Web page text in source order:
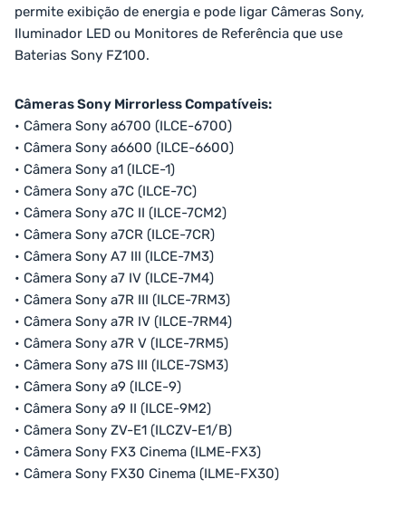
permite exibição de energia e pode ligar Câmeras Sony,
Iluminador LED ou Monitores de Referência que use
Baterias Sony FZ100.
Câmeras Sony Mirrorless Compatíveis:
• Câmera Sony a6700 (ILCE-6700)
• Câmera Sony a6600 (ILCE-6600)
• Câmera Sony a1 (ILCE-1)
• Câmera Sony a7C (ILCE-7C)
• Câmera Sony a7C II (ILCE-7CM2)
• Câmera Sony a7CR (ILCE-7CR)
• Câmera Sony A7 III (ILCE-7M3)
• Câmera Sony a7 IV (ILCE-7M4)
• Câmera Sony a7R III (ILCE-7RM3)
• Câmera Sony a7R IV (ILCE-7RM4)
• Câmera Sony a7R V (ILCE-7RM5)
• Câmera Sony a7S III (ILCE-7SM3)
• Câmera Sony a9 (ILCE-9)
• Câmera Sony a9 II (ILCE-9M2)
• Câmera Sony ZV-E1 (ILCZV-E1/B)
• Câmera Sony FX3 Cinema (ILME-FX3)
• Câmera Sony FX30 Cinema (ILME-FX30)